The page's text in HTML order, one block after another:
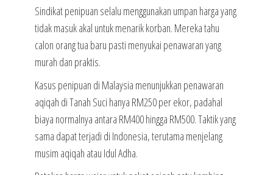
Sindikat penipuan selalu menggunakan umpan harga yang
tidak masuk akal untuk menarik korban. Mereka tahu
calon orang tua baru pasti menyukai penawaran yang
murah dan praktis.
Kasus penipuan di Malaysia menunjukkan penawaran
aqiqah di Tanah Suci hanya RM250 per ekor, padahal
biaya normalnya antara RM400 hingga RM500. Taktik yang
sama dapat terjadi di Indonesia, terutama menjelang
musim aqiqah atau Idul Adha.